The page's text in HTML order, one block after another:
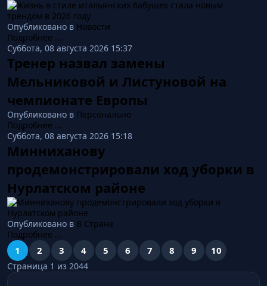
Опубликовано в Новости
Подробнее ...
Суббота, 08 августа 2026 15:37
Тренер назвал замены
Мельниковой и Листуновой на
чемпионате Европы
Опубликовано в Персонально
Подробнее ...
Суббота, 08 августа 2026 15:18
Минниханову
продемонстрировали ход уборки в
Нурлатском районе
Опубликовано в В Стране
Подробнее ...
1 2 3 4 5 6 7 8 9 10
Страница 1 из 2044